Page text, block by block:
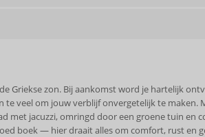
Griekse zon. Bij aankomst word je hartelijk
veel om jouw verblijf onvergetelijk te maken.
met jacuzzi, omringd door een groene tuin en
boek — hier draait alles om comfort, rust en